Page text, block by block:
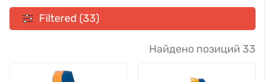
Filtered (33)
Найдено позиций 33